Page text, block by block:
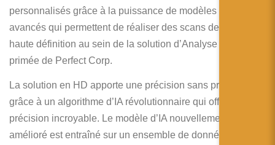
personnalisés grâce à la puissance de modèles d’IA
avancés qui permettent de réaliser des scans de peau en
haute définition au sein de la solution d’Analyse de peau
primée de Perfect Corp.
La solution en HD apporte une précision sans précédent
grâce à un algorithme d’IA révolutionnaire qui offre une
précision incroyable. Le modèle d’IA nouvellement
amélioré est entraîné sur un ensemble de données